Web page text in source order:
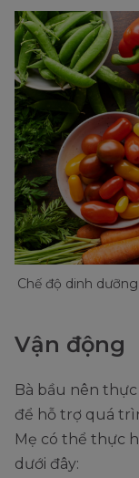
Chế độ dinh
Vận động
Bà bầu nên
để hỗ trợ quá
Mẹ có thể thực
dưới đây: